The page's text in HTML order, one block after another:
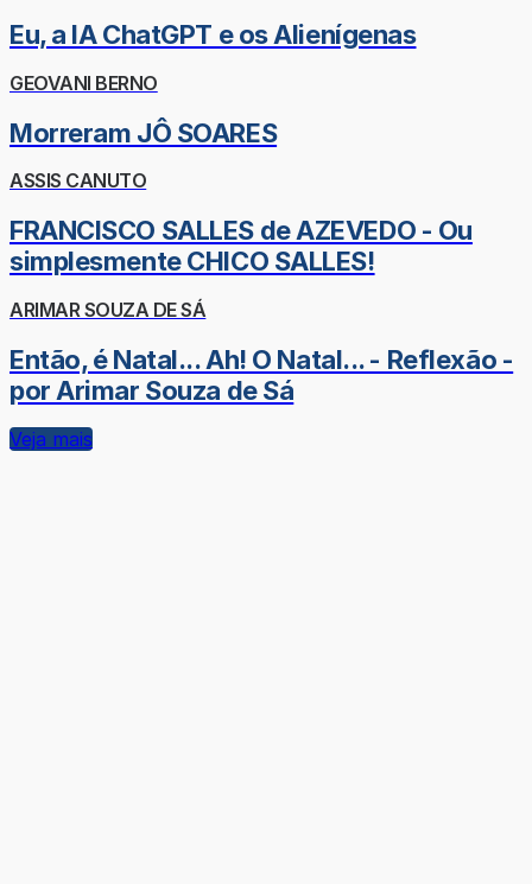
Eu, a IA ChatGPT e os Alienígenas
GEOVANI BERNO
Morreram JÔ SOARES
ASSIS CANUTO
FRANCISCO SALLES de AZEVEDO - Ou
simplesmente CHICO SALLES!
ARIMAR SOUZA DE SÁ
Então, é Natal... Ah! O Natal... - Reflexão -
por Arimar Souza de Sá
Veja mais